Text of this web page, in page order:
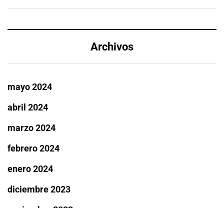
Archivos
mayo 2024
abril 2024
marzo 2024
febrero 2024
enero 2024
diciembre 2023